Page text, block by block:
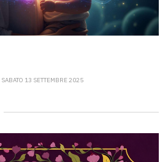
SABATO 13 SETTEMBRE 2025